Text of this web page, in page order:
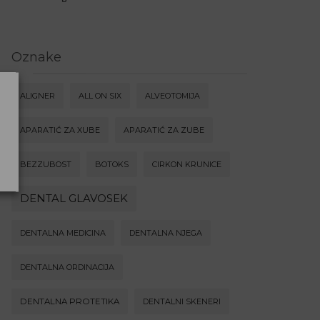
Oznake
ALIGNER ALL ON SIX ALVEOTOMIJA
APARATIĆ ZA XUBE APARATIĆ ZA ZUBE
BEZZUBOST BOTOKS CIRKON KRUNICE
DENTAL GLAVOSEK
DENTALNA MEDICINA DENTALNA NJEGA
DENTALNA ORDINACIJA
DENTALNA PROTETIKA DENTALNI SKENERI